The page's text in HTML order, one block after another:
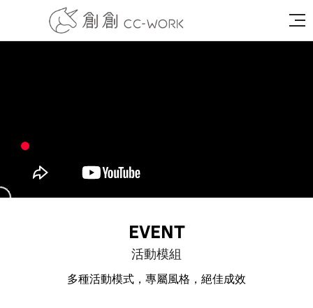
EVENT
活動模組
多種活動模式，專屬風格，絕佳成效